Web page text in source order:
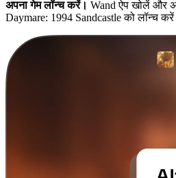
अपना गेम लॉन्च करें। Wand ऐप खोलें और
Daymare: 1994 Sandcastle को लॉन्च